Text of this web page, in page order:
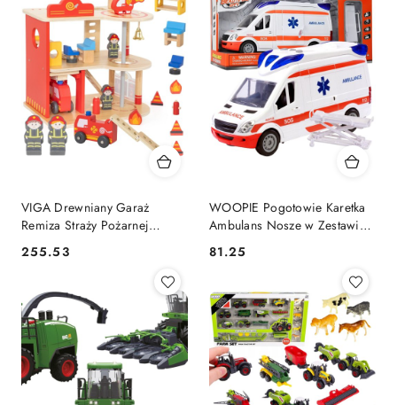
VIGA Drewniany Garaż
Remiza Straży Pożarnej
Zestaw 14 el
Cena:
255.53
WOOPIE Pogotowie Karetka
Ambulans Nosze w Zestawie
+ Sygnały Dźwiękowe I
Świetlne
Cena:
81.25